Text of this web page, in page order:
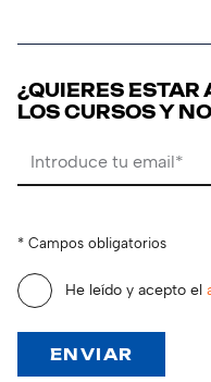
¿QUIERES ESTAR
LOS CURSOS Y
* Campos obligatorios
He leído y acepto el